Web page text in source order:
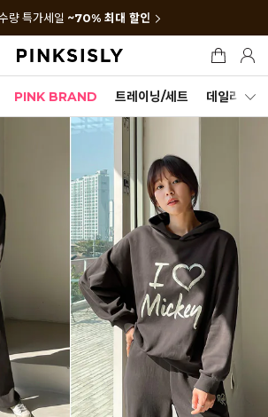
량 특가세일 ~70% 최대 할인
PINK BRAND 트레이닝/세트 데일리세트